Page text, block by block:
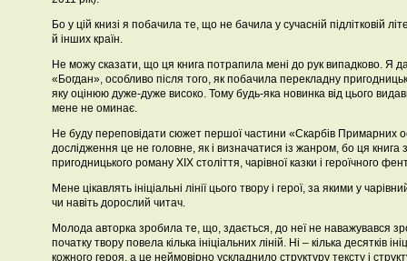
Бо у цій книзі я побачила те, що не бачила у сучасній підлітковій
й інших країн.
Не можу сказати, що ця книга потрапила мені до рук випадково. Я
«Богдан», особливо після того, як побачила перекладну
яку оцінюю дуже-дуже високо. Тому будь-яка новинка від цього
мене не оминає.
Не буду переповідати сюжет першої частини «Скарбів Примарних
дослідження це не головне, як і визначатися із жанром, бо ця книга
пригодницького роману ХІХ століття, чарівної казки і героїчного
Мене цікавлять ініціальні лінії цього твору і герої, за якими у
чи навіть дорослий читач.
Молода авторка зробила те, що, здається, до неї не наважувався
початку твору повела кілька ініціальних ліній. Ні – кілька десятків
кожного героя, а це неймовірно ускладнило структуру тексту і